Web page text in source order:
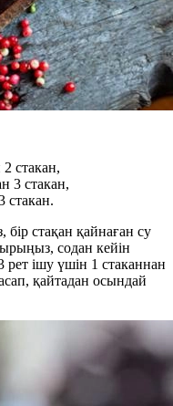
стакан,
3 стакан,
стакан.
стақан қайнаған су
содан кейін
рет ішу үшін 1 стаканнан
қайтадан осындай